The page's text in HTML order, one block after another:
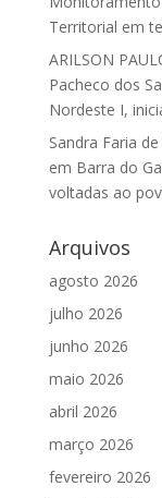
Territorial em
ARILSON
Pacheco dos
Nordeste I,
Sandra Faria
em Barra do
voltadas ao
Arquivos
agosto 2026
julho 2026
junho 2026
maio 2026
abril 2026
março 2026
fevereiro 2026